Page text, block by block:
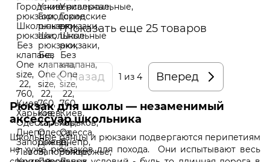
Показать еще 25 товаров
Назад 1 из 4 Вперед
Рюкзак для школы — незаменимый
аксессуар школьника
Школьные ранцы и рюкзаки подвергаются перипетиям
не хуже рюкзаков для похода. Они испытывают весь